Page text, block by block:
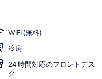
WiFi (無料)
冷房
24 時間対応のフロントデス
ク